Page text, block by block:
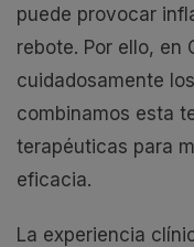
puede provocar
rebote. Por ello, en
cuidadosamente
combinamos esta
terapéuticas para
eficacia.
La experiencia